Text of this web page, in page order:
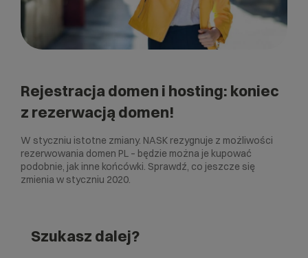
Rejestracja domen i hosting: koniec
z rezerwacją domen!
W styczniu istotne zmiany. NASK rezygnuje z możliwości
rezerwowania domen PL – będzie można je kupować
podobnie, jak inne końcówki. Sprawdź, co jeszcze się
zmienia w styczniu 2020.
Szukasz dalej?